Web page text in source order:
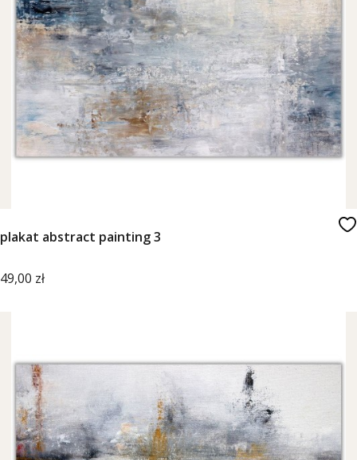
plakat abstract painting 3
Cena
49,00 zł